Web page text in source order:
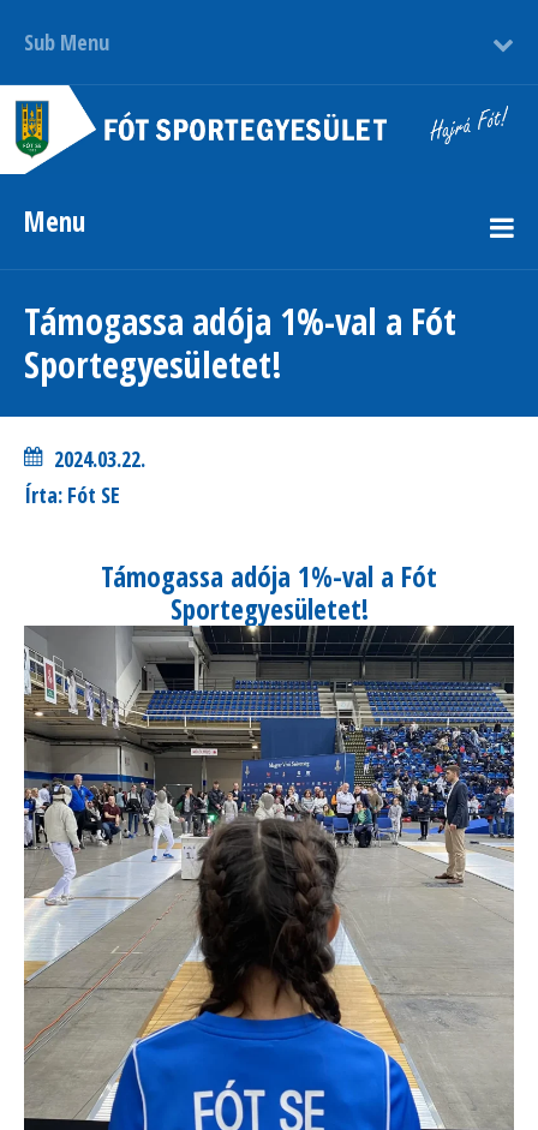
Sub Menu
Menu
Támogassa adója 1%-val a Fót
Sportegyesületet!
2024.03.22.
Írta: Fót SE
Támogassa adója 1%-val a Fót
Sportegyesületet!